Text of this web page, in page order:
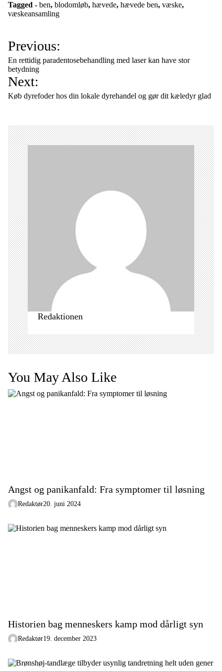
Tagged - ben, blodomløb, hævede, hævede ben, væske,
væskeansamling
I
n
d
l
æ
s
n
a
v
i
g
a
t
i
o
n
Previous:
En rettidig paradentosebehandling med laser kan have stor
betydning
Next:
Køb dyrefoder hos din lokale dyrehandel og gør dit kæledyr glad
Redaktionen
You May Also Like
Angst og panikanfald: Fra symptomer til løsning
Redaktør20. juni 2024
Historien bag menneskers kamp mod dårligt syn
Redaktør19. december 2023